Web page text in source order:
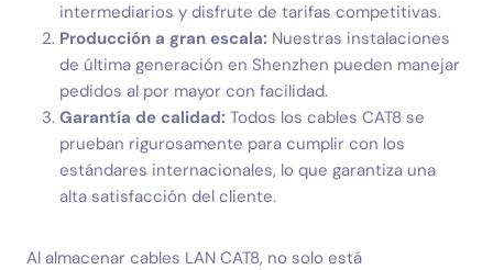
intermediarios y disfrute de tarifas competitivas.
Producción a gran escala: Nuestras instalaciones
de última generación en Shenzhen pueden manejar
pedidos al por mayor con facilidad.
Garantía de calidad: Todos los cables CAT8 se
prueban rigurosamente para cumplir con los
estándares internacionales, lo que garantiza una
alta satisfacción del cliente.
Al almacenar cables LAN CAT8, no solo está